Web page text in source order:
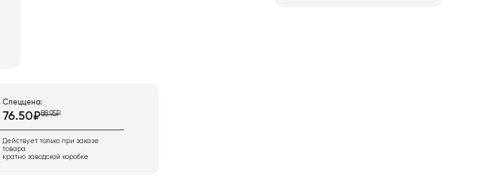
Спеццена:
76.50₽88.95₽
Действует только при заказе
товара
кратно заводской коробке